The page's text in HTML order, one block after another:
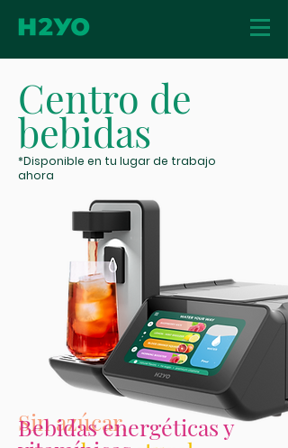
Centro de
bebidas
*Disponible en tu lugar de trabajo
ahora
Sin azúcar,
Bebidas energéticas y